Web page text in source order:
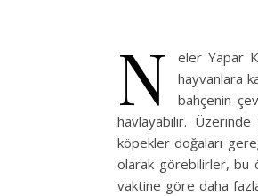
N
eler Yapar
hayvanlara
bahçenin
havlayabilir.
köpekler doğaları
olarak görebilirler, bu
vaktine göre daha